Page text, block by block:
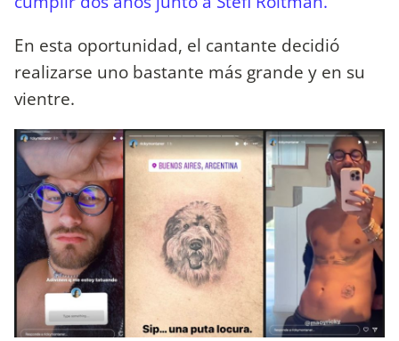
En esta oportunidad, el cantante decidió
realizarse uno bastante más grande y en su
vientre.